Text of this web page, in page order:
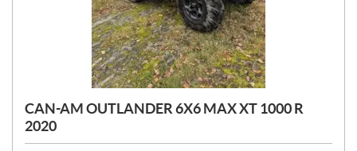
CAN-AM OUTLANDER 6X6 MAX XT 1000 R
2020